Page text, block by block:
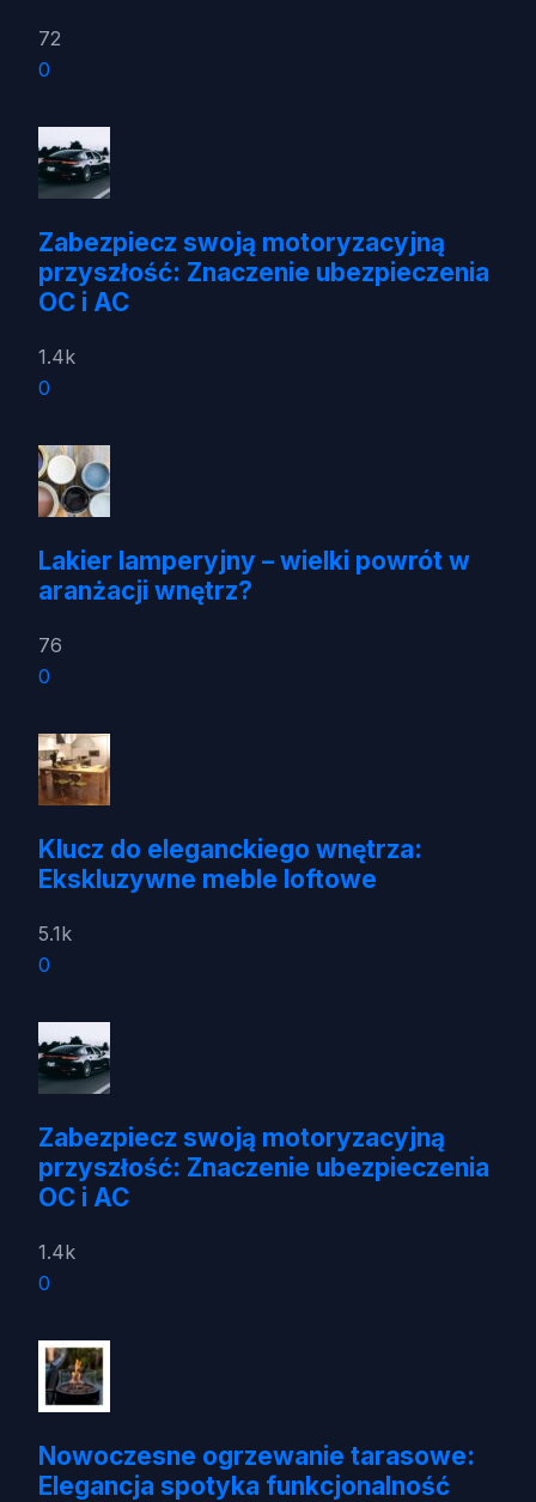
72
0
Zabezpiecz swoją motoryzacyjną
przyszłość: Znaczenie ubezpieczenia
OC i AC
1.4k
0
Lakier lamperyjny – wielki powrót w
aranżacji wnętrz?
76
0
Klucz do eleganckiego wnętrza:
Ekskluzywne meble loftowe
5.1k
0
Zabezpiecz swoją motoryzacyjną
przyszłość: Znaczenie ubezpieczenia
OC i AC
1.4k
0
Nowoczesne ogrzewanie tarasowe:
Elegancja spotyka funkcjonalność